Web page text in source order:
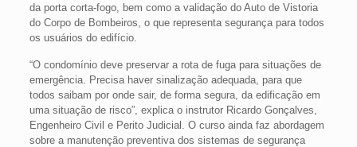
da porta corta-fogo, bem como a validação do Auto de Vistoria
do Corpo de Bombeiros, o que representa segurança para todos
os usuários do edifício.
“O condomínio deve preservar a rota de fuga para situações de
emergência. Precisa haver sinalização adequada, para que
todos saibam por onde sair, de forma segura, da edificação em
uma situação de risco”, explica o instrutor Ricardo Gonçalves,
Engenheiro Civil e Perito Judicial. O curso ainda faz abordagem
sobre a manutenção preventiva dos sistemas de segurança